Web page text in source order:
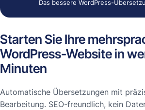
Das bessere WordPress-
Starten Sie Ihre
WordPress-Website in
Minuten
Automatische Übersetzungen mit
Bearbeitung. SEO-freundlich, kein